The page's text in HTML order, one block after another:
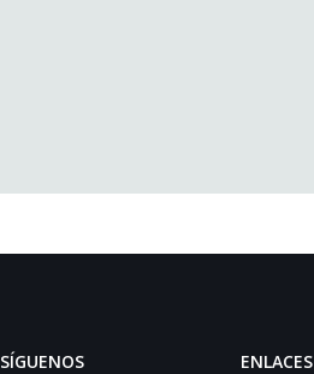
SÍGUENOS ENLACES